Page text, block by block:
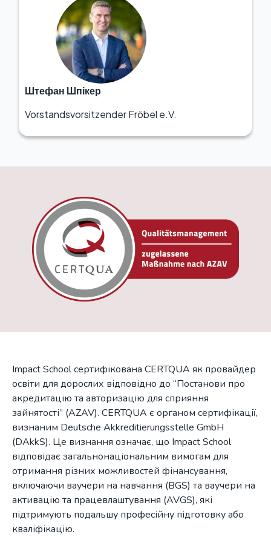
Штефан Шпікер
Vorstandsvorsitzender Fröbel e.V.
Impact School сертифікована CERTQUA як провайдер
освіти для дорослих відповідно до “Постанови про
акредитацію та авторизацію для сприяння
зайнятості” (AZAV). CERTQUA є органом сертифікації,
визнаним Deutsche Akkreditierungsstelle GmbH
(DAkkS). Це визнання означає, що Impact School
відповідає загальнонаціональним вимогам для
отримання різних можливостей фінансування,
включаючи ваучери на навчання (BGS) та ваучери на
активацію та працевлаштування (AVGS), які
підтримують подальшу професійну підготовку або
кваліфікацію.